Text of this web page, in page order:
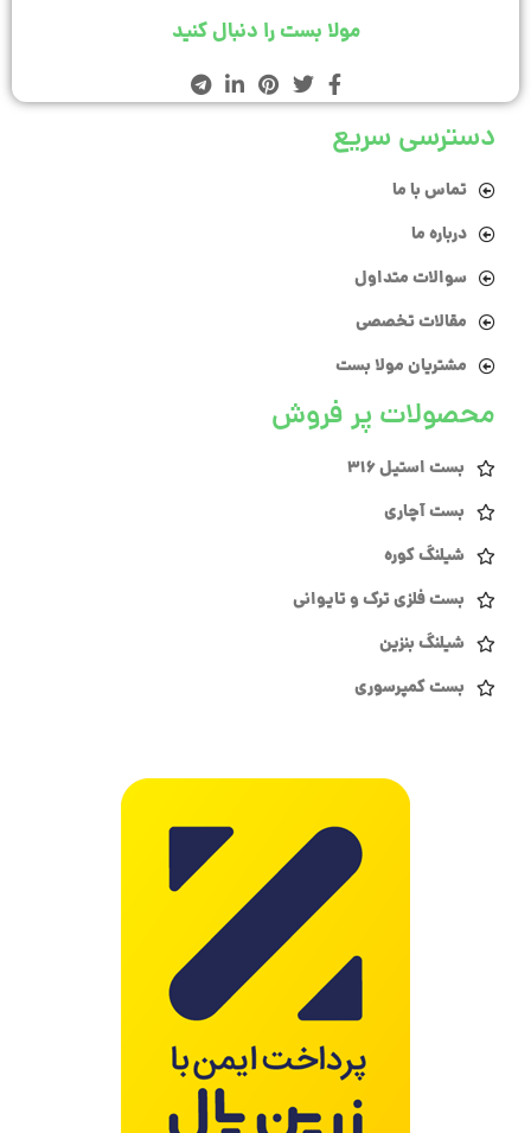
مولا بست را دنبال کنید
دسترسی سریع
تماس با ما
درباره ما
سوالات متداول
مقالات تخصصی
مشتریان مولا بست
محصولات پر فروش
بست استیل 316
بست آچاری
شیلنگ کوره
بست فلزی ترک و تایوانی
شیلنگ بنزین
بست کمپرسوری